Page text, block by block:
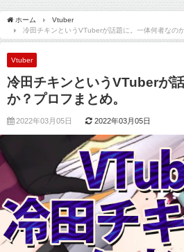
ホーム
Vtuber
冷田チキンというVTuberが話題に。一体何者なの
Vtuber
冷田チキンというVTuberが
か？プロフまとめ。
2022年03月05日 2022年03月05日